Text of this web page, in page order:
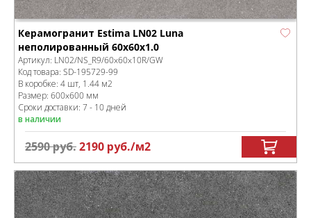
Керамогранит Estima LN02 Luna
неполированный 60x60x1.0
Артикул: LN02/NS_R9/60x60x10R/GW
Код товара: SD-195729-99
В коробке: 4 шт, 1.44 м2
Размер: 600x600 мм
Сроки доставки: 7 - 10 дней
в наличии
2590руб.2190 руб./м2